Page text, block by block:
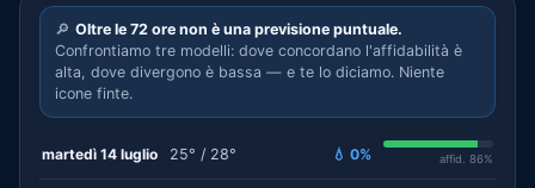
🔎 Oltre le 72 ore non è una previsione puntuale.
Confrontiamo tre modelli: dove concordano l'affidabilità è
alta, dove divergono è bassa — e te lo diciamo. Niente
icone finte.
martedì 14 luglio 25° / 28° 💧 0% affid. 86%